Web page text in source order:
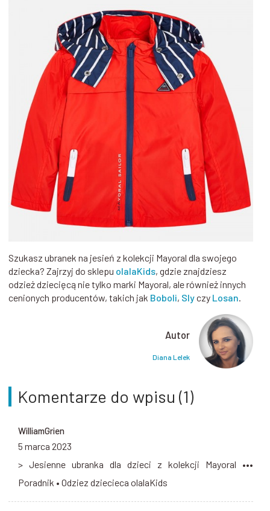
Szukasz ubranek na jesień z kolekcji Mayoral dla swojego
dziecka? Zajrzyj do sklepu olalaKids, gdzie znajdziesz
odzież dziecięcą nie tylko marki Mayoral, ale również innych
cenionych producentów, takich jak Boboli, Slyczy Losan.
Autor
Diana Lelek
Komentarze do wpisu (1)
WilliamGrien
5 marca 2023
> Jesienne ubranka dla dzieci z kolekcji Mayoral •••
Poradnik • Odziez dziecieca olalaKids